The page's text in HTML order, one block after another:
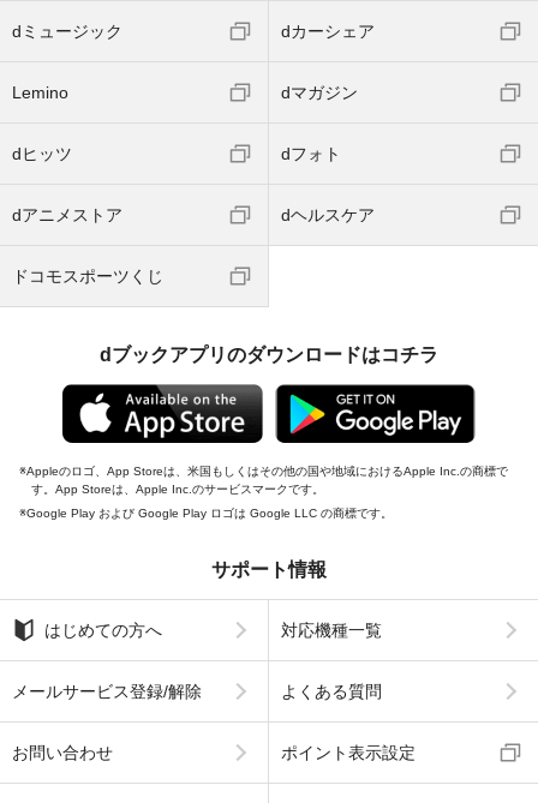
dミュージック dカーシェア
Lemino dマガジン
dヒッツ dフォト
dアニメストア dヘルスケア
ドコモスポーツくじ
dブックアプリのダウンロードはコチラ
Appleのロゴ、App Storeは、米国もしくはその他の国や地域におけるApple Inc.の商標で
す。App Storeは、Apple Inc.のサービスマークです。
Google Play および Google Play ロゴは Google LLC の商標です。
サポート情報
はじめての方へ 対応機種一覧
メールサービス登録/解除 よくある質問
お問い合わせ ポイント表示設定